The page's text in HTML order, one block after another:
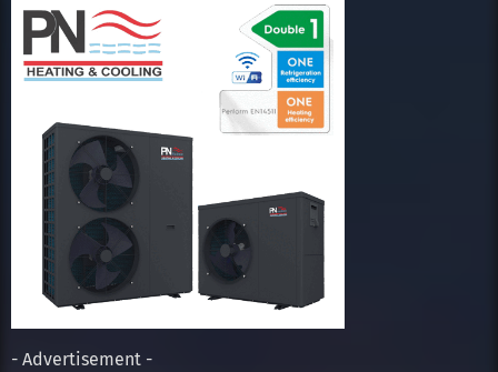
- Advertisement -